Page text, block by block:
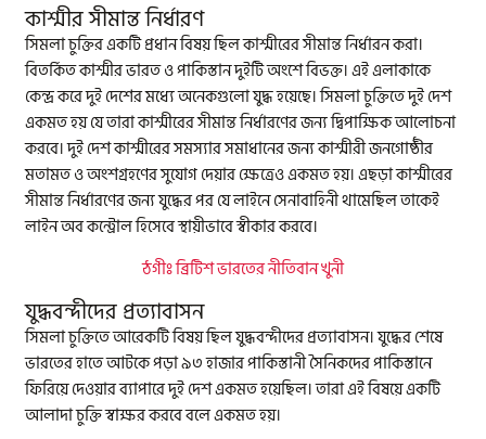
কাশ্মীর সীমান্ত নির্ধারণ
সিমলা চুক্তির একটি প্রধান বিষয় ছিল কাশ্মীরের সীমান্ত নির্ধারন করা।
বিতর্কিত কাশ্মীর ভারত ও পাকিস্তান দুইটি অংশে বিভক্ত। এই এলাকাকে
কেন্দ্র করে দুই দেশের মধ্যে অনেকগুলো যুদ্ধ হয়েছে। সিমলা চুক্তিতে দুই দেশ
একমত হয় যে তারা কাশ্মীরের সীমান্ত নির্ধারণের জন্য দ্বিপাক্ষিক আলোচনা
করবে। দুই দেশ কাশ্মীরের সমস্যার সমাধানের জন্য কাশ্মীরী জনগোষ্ঠীর
মতামত ও অংশগ্রহণের সুযোগ দেয়ার ক্ষেত্রেও একমত হয়। এছড়া কাশ্মীরের
সীমান্ত নির্ধারণের জন্য যুদ্ধের পর যে লাইনে সেনাবাহিনী থামেছিল তাকেই
লাইন অব কন্ট্রোল হিসেবে স্থায়ীভাবে স্বীকার করবে।
ঠগীঃ ব্রিটিশ ভারতের নীতিবান খুনী
যুদ্ধবন্দীদের প্রত্যাবাসন
সিমলা চুক্তিতে আরেকটি বিষয় ছিল যুদ্ধবন্দীদের প্রত্যাবাসন। যুদ্ধের শেষে
ভারতের হাতে আটকে পড়া ৯৩ হাজার পাকিস্তানী সৈনিকদের পাকিস্তানে
ফিরিয়ে দেওয়ার ব্যাপারে দুই দেশ একমত হয়েছিল। তারা এই বিষয়ে একটি
আলাদা চুক্তি স্বাক্ষর করবে বলে একমত হয়।